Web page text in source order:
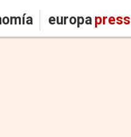
europapress